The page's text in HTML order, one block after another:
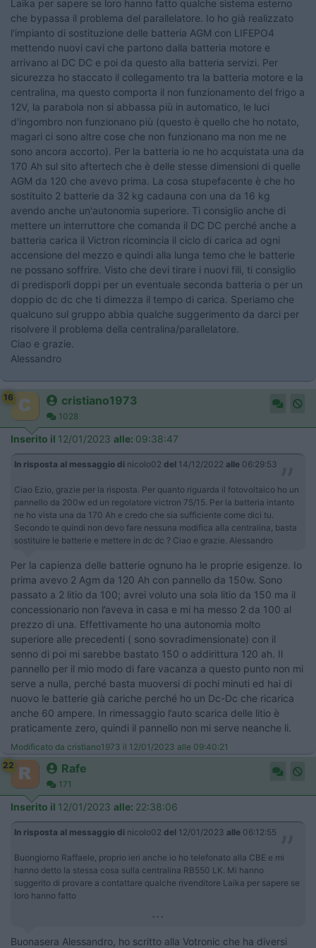
Laika per sapere se loro hanno fatto qualche sistema esterno
che bypassa il problema del parallelatore. Io ho già realizzato
l'impianto di sostituzione delle batteria AGM con LIFEPO4
mettendo nuovi cavi che partono dalla batteria motore e
arrivano al DC DC e poi da questo alla batteria servizi. Per
sicurezza ho staccato il collegamento tra la batteria motore e la
centralina, ma questo comporta il non funzionamento del frigo a
12V, la parabola non si abbassa più in automatico, le luci
d'ingombro non funzionano più (questo è quello che ho notato,
magari ci sono altre cose che non funzionano ma non me ne
sono ancora accorto). Per la batteria io ne ho acquistata una da
170 Ah sul sito aftertech che è delle stesse dimensioni di quelle
AGM da 120 che avevo prima. La cosa stupefacente è che ho
sostituito 2 batterie da 32 kg cadauna con una da 16 kg
avendo anche un'autonomia superiore. Ti consiglio anche di
mettere un interruttore che comanda il DC DC perché anche a
batteria carica il Victron ricomincia il ciclo di carica ad ogni
accensione del mezzo e quindi alla lunga temo che le batterie
ne possano soffrire. Visto che devi tirare i nuovi fili, ti consiglio
di predisporli doppi per un eventuale seconda batteria o per un
doppio dc dc che ti dimezza il tempo di carica. Speriamo che
qualcuno sul gruppo abbia qualche suggerimento da darci per
risolvere il problema della centralina/parallelatore.
Ciao e grazie.
Alessandro
16 cristiano1973
1028
Inserito il 12/01/2023 alle: 09:38:47
In risposta al messaggio di nicolo02 del 14/12/2022 alle 06:29:53
Ciao Ezio, grazie per la risposta. Per quanto riguarda il fotovoltaico ho un
pannello da 200w ed un regolatore victron 75/15. Per la batteria intanto
ne ho vista una da 170 Ah e credo che sia sufficiente come dici tu.
Secondo te quindi non devo fare nessuna modifica alla centralina, basta
sostituire le batterie e mettere in dc dc ? Ciao e grazie. Alessandro
Per la capienza delle batterie ognuno ha le proprie esigenze. Io
prima avevo 2 Agm da 120 Ah con pannello da 150w. Sono
passato a 2 litio da 100; avrei voluto una sola litio da 150 ma il
concessionario non l’aveva in casa e mi ha messo 2 da 100 al
prezzo di una. Effettivamente ho una autonomia molto
superiore alle precedenti ( sono sovradimensionate) con il
senno di poi mi sarebbe bastato 150 o addirittura 120 ah. Il
pannello per il mio modo di fare vacanza a questo punto non mi
serve a nulla, perché basta muoversi di pochi minuti ed hai di
nuovo le batterie già cariche perché ho un Dc-Dc che ricarica
anche 60 ampere. In rimessaggio l’auto scarica delle litio è
praticamente zero, quindi il pannello non mi serve neanche li.
Modificato da cristiano1973 il 12/01/2023 alle 09:40:21
22
Rafe
171
Inserito il 12/01/2023 alle: 22:38:06
In risposta al messaggio di nicolo02 del 12/01/2023 alle 06:12:55
Buongiorno Raffaele, proprio ieri anche io ho telefonato alla CBE e mi
hanno detto la stessa cosa sulla centralina RB550 LK. Mi hanno
suggerito di provare a contattare qualche rivenditore Laika per sapere se
loro hanno fatto
...
Buonasera Alessandro, ho scritto alla Votronic che ha diversi